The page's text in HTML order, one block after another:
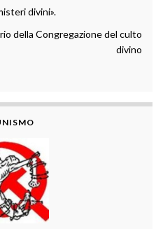
divini».
della Congregazione del culto
divino